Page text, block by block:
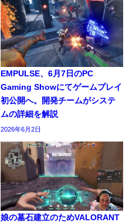
EMPULSE、6月7日のPC
Gaming Showにてゲームプレイ
初公開へ。開発チームがシステ
ムの詳細を解説
2026年6月2日
娘の墓石建立のためVALORANT